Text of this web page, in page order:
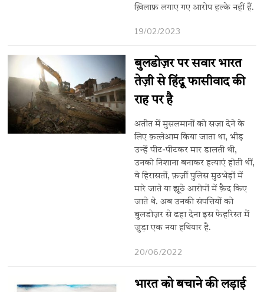
ख़िलाफ़ लगाए गए आरोप हल्के नहीं हैं.
19/02/2023
बुलडोज़र पर सवार भारत
तेज़ी से हिंदू फासीवाद की
राह पर है
अतीत में मुसलमानों को सज़ा देने के
लिए क़त्लेआम किया जाता था, भीड़
उन्हें पीट-पीटकर मार डालती थी,
उनको निशाना बनाकर हत्याएं होती थीं,
वे हिरासतों, फ़र्ज़ी पुलिस मुठभेड़ों में
मारे जाते या झूठे आरोपों में क़ैद किए
जाते थे. अब उनकी संपत्तियों को
बुलडोज़र से ढहा देना इस फेहरिस्त में
जुड़ा एक नया हथियार है.
20/06/2022
भारत को बचाने की लड़ाई